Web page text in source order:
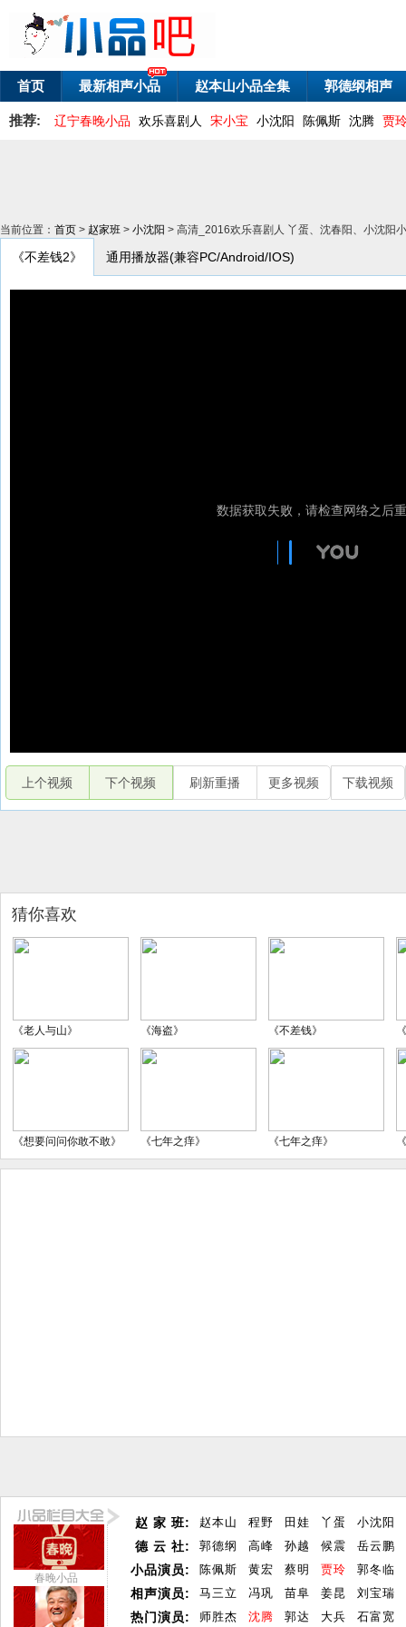
首页 最新相声小品 赵本山小品全集 郭德纲相声
推荐: 辽宁春晚小品 欢乐喜剧人 宋小宝 小沈阳 陈佩斯 沈腾 贾
当前位置： 首页 > 赵家班 > 小沈阳 > 高清_2016欢乐喜剧人 丫蛋、沈春阳、小沈阳
《不差钱2》 通用播放器(兼容PC/Android/IOS)
上个视频 下个视频 刷新重播 更多视频 下载视频
猜你喜欢
《老人与山》 《海盗》 《不差钱》
《想要问问你敢不敢》 《七年之痒》 《七年之痒》
春晚小品
赵 家 班:
德 云 社:
小品演员:
相声演员:
热门演员:
赵本山 程野 田娃 丫蛋
小沈阳
郭德纲
高峰 孙越 候震
岳云鹏
陈佩斯
黄宏 蔡明 贾玲
郭冬临
马三立
冯巩 苗阜 姜昆
刘宝瑞
师胜杰
沈腾 郭达 大兵 石富宽